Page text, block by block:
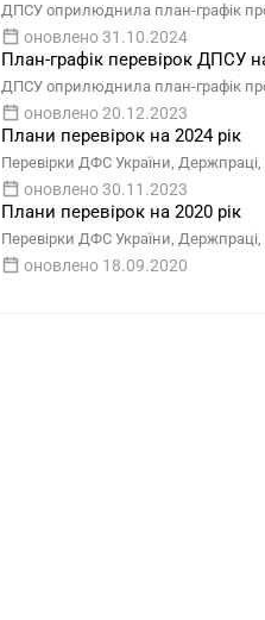
ДПСУ оприлюднила план-графік
оновлено 31.10.2024
План-графік перевірок ДПСУ
ДПСУ оприлюднила план-графік
оновлено 20.12.2023
Плани перевірок на 2024 рік
Перевірки ДФС України, Держпраці,
оновлено 30.11.2023
Плани перевірок на 2020 рік
Перевірки ДФС України, Держпраці,
оновлено 18.09.2020